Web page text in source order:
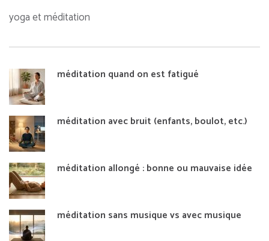
yoga et méditation
méditation quand on est fatigué
méditation avec bruit (enfants, boulot, etc.)
méditation allongé : bonne ou mauvaise idée
méditation sans musique vs avec musique